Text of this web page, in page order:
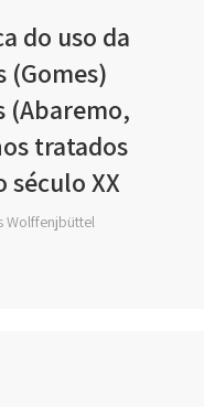
do uso da
(Gomes)
(Abaremo,
tratados
século XX
Wolffenjbüttel